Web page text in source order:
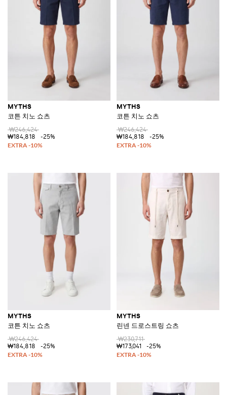
MYTHS
코튼 치노 쇼츠
₩246,424
₩184,818
-25%
MYTHS
코튼 치노 쇼츠
₩246,424
₩184,818
-25%
MYTHS
코튼 치노 쇼츠
₩246,424
₩184,818
-25%
MYTHS
린넨 드로스트링 쇼츠
₩230,711
₩173,041
-25%